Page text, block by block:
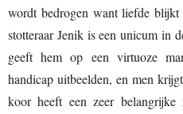
wordt bedrogen want liefde
stotteraar Jenik is een unicum in
geeft hem op een virtuoze
handicap uitbeelden, en men
koor heeft een zeer